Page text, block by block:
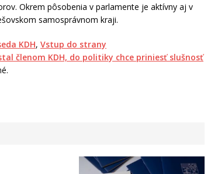
Okrem pôsobenia v parlamente je aktívny aj v
samosprávnom kraji.
KDH, Vstup do strany
členom KDH, do politiky chce priniesť slušnosť